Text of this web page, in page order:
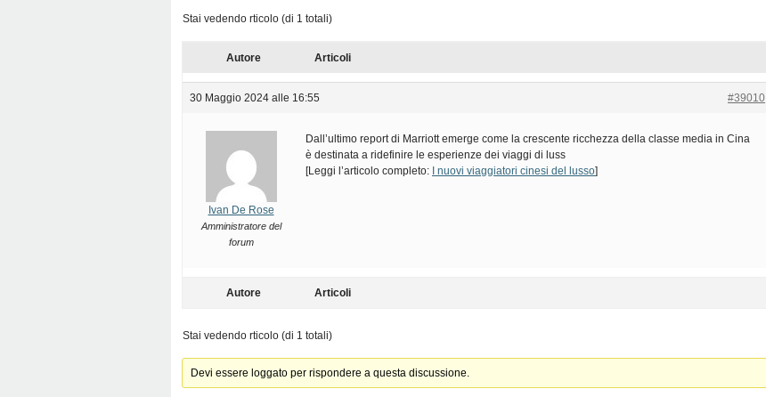
Stai vedendo rticolo (di 1 totali)
Autore Articoli
30 Maggio 2024 alle 16:55 #39010
Ivan De Rose
Amministratore del
forum
Dall’ultimo report di Marriott emerge come la crescente ricchezza della classe media in Cina
è destinata a ridefinire le esperienze dei viaggi di luss
[Leggi l’articolo completo:
I nuovi viaggiatori cinesi del lusso]
Autore Articoli
Stai vedendo rticolo (di 1 totali)
Devi essere loggato per rispondere a questa discussione.